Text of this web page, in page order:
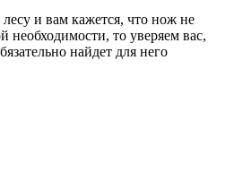
и вам кажется, что нож не
необходимости, то уверяем вас,
найдет для него